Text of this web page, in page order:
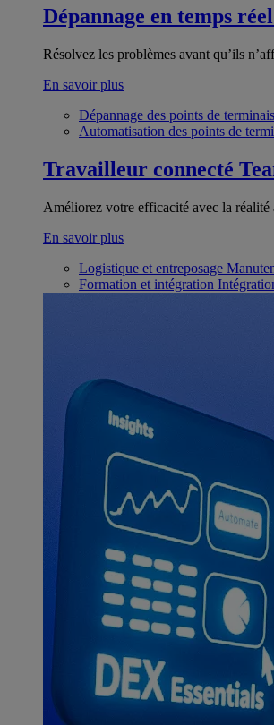
Dépannage en temps réel
Résolvez les problèmes avant qu’ils
En savoir plus
Dépannage des points de
Automatisation des points de
Travailleur connecté
Améliorez votre efficacité avec la réalité
En savoir plus
Logistique et entreposage
Formation et intégration